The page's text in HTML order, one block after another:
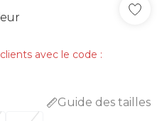
avec le code :
Guide des tailles